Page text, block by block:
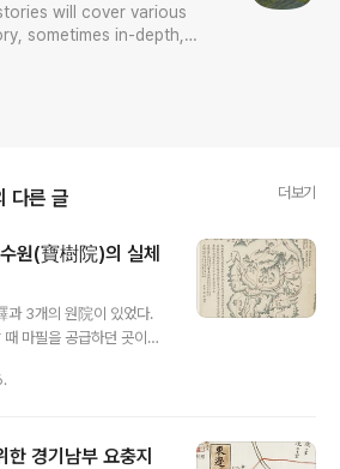
will cover various
sometimes in-depth,
any common sense or
다른 글 더보기
원(寶樹院)의 실체
과 3개의 원院이 있었다.
마필을 공급하던 곳이고,
있다.2. 금령역金嶺驛 :
는 말이 5필이라고 하여,
경기남부 요충지